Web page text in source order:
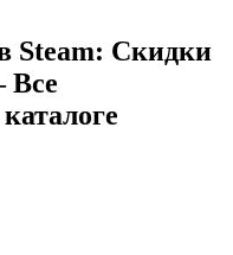
Steam: Скидки
Все